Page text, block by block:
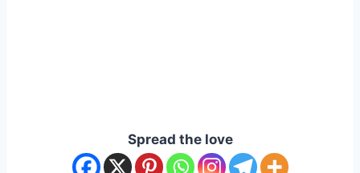
Spread the love